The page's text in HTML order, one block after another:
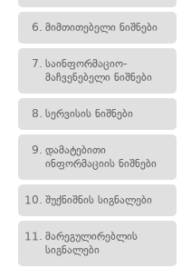
6. მიმთითებელი ნიშნები
7. საინფორმაციო-
მაჩვენებელი ნიშნები
8. სერვისის ნიშნები
9. დამატებითი
ინფორმაციის ნიშნები
10. შუქნიშნის სიგნალები
11. მარეგულირებლის
სიგნალები